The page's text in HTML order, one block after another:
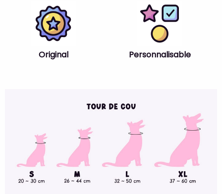
Original Personnalisable